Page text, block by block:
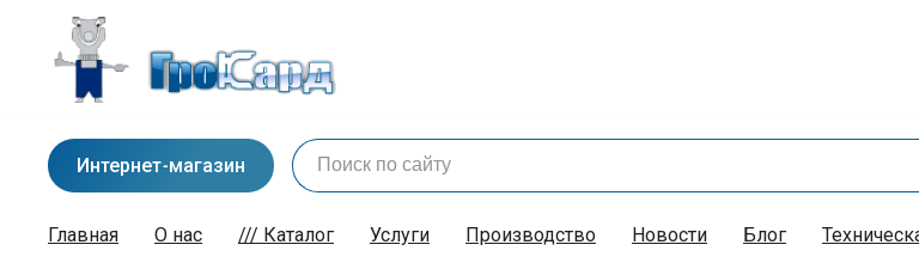
Интернет-магазин
Главная О нас /// Каталог Услуги Производство Новости Блог